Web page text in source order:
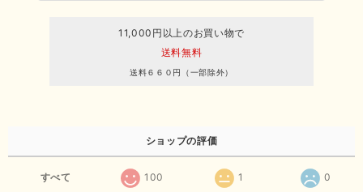
11,000円以上のお買い物で
送料無料
送料６６０円（一部除外）
ショップの評価
すべて 100 1 0